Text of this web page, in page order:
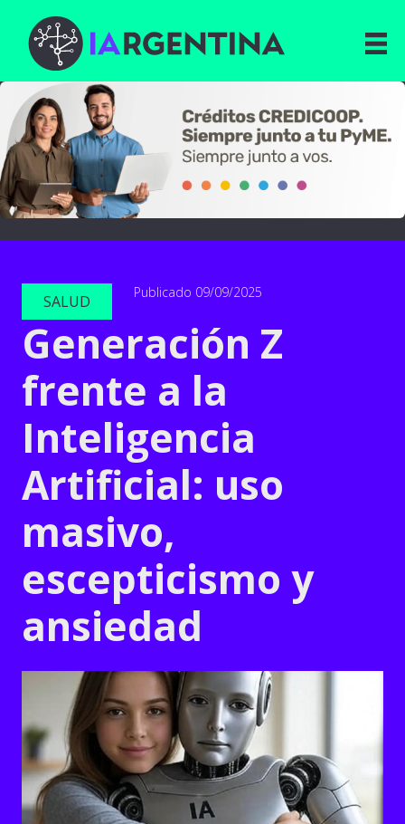
SALUD Publicado 09/09/2025
Generación Z
frente a la
Inteligencia
Artificial: uso
masivo,
escepticismo y
ansiedad